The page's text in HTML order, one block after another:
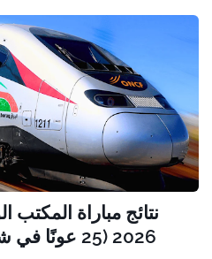
نتائج مباراة
2026 (25 عونًا في شرطة السكك الحديدية)